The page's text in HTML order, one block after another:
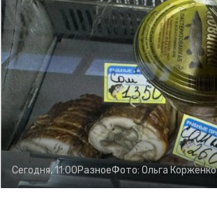
Сегодня, 11:00РазноеФото: Ольга Корженко